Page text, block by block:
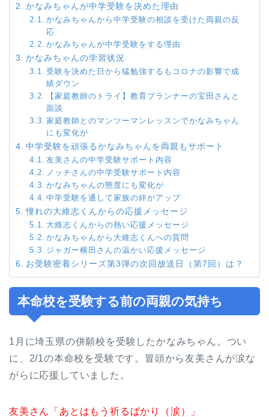
かなみちゃんが中学受験を決めた理由
かなみちゃんから中学受験の相談を受けた両親の反
応
かなみちゃんが中学受験をする理由
かなみちゃんの学習状況
受験を決めた日から猛勉強するもコロナの影響で成
績ダウン
【家庭教師のトライ】教育プランナーの宝田さんと
面談
家庭教師とのマンツーマンレッスンでかなみちゃん
にも変化が
中学受験を頑張るかなみちゃんを両親もサポート
友美さんの中学受験サポート内容
ノッチさんの中学受験サポート内容
かなみちゃんの態度にも変化が
中学受験を通して家族の絆がアップ
憧れの大維志くんからの応援メッセージ
大維志くんからの熱い応援メッセージ
かなみちゃんから大維志くんへの質問
ジャガー横田さんの温かい応援メッセージ
お受験密着シリーズ第3弾の次回放送日（第7回）は？
本命校を受験する前の両親の気持ち
1月に埼玉県の併願校を受験したかなみちゃん。つい
に、2/1の本命校を受験です。冒頭から友美さんが涙な
がらに応援していました。
友美さん「あとはもう祈るばかり（涙）」